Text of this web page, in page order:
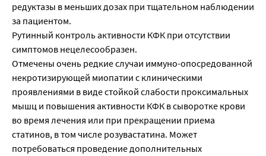
редуктазы в меньших дозах при тщательном наблюдении
за пациентом.
Рутинный контроль активности КФК при отсутствии
симптомов нецелесообразен.
Отмечены очень редкие случаи иммуно-опосредованной
некротизирующей миопатии с клиническими
проявлениями в виде стойкой слабости проксимальных
мышц и повышения активности КФК в сыворотке крови
во время лечения или при прекращении приема
статинов, в том числе розувастатина. Может
потребоваться проведение дополнительных